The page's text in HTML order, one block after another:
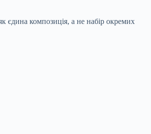
єдина композиція, а не набір окремих